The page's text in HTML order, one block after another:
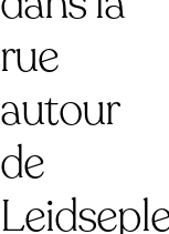
rue
autour
de